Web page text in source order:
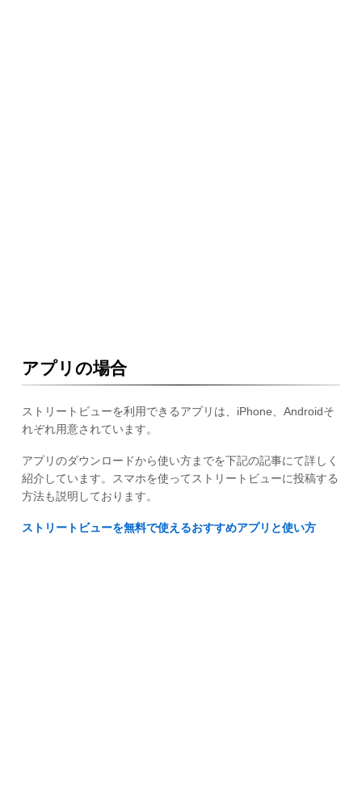
アプリの場合
ストリートビューを利用できるアプリは、iPhone、Androidそ
れぞれ用意されています。
アプリのダウンロードから使い方までを下記の記事にて詳しく
紹介しています。スマホを使ってストリートビューに投稿する
方法も説明しております。
ストリートビューを無料で使えるおすすめアプリと使い方